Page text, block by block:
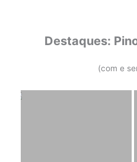
Destaques:
(com e